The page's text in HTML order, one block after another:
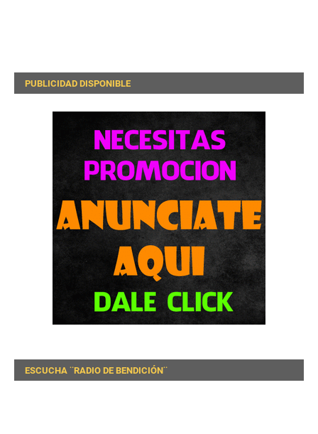
PUBLICIDAD DISPONIBLE
ESCUCHA ¨RADIO DE BENDICIÓN¨